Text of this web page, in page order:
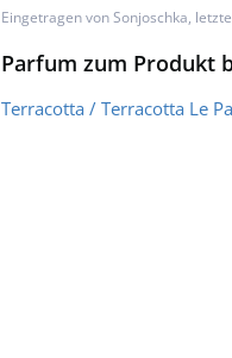
Eingetragen vonSonjoschka,
Parfum zum Produkt
Terracotta / Terracotta Le